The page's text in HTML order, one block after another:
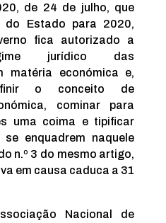
de 24 de julho, que
do Estado para 2020,
fica autorizado a
jurídico das
matéria económica e,
o conceito de
cominar para
uma coima e tipificar
enquadrem naquele
n.º 3 do mesmo artigo,
em causa caduca a 31
Nacional de